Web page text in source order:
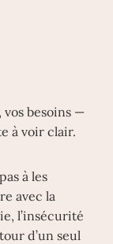
besoins —
à voir clair.
à les
avec la
l’insécurité
d’un seul